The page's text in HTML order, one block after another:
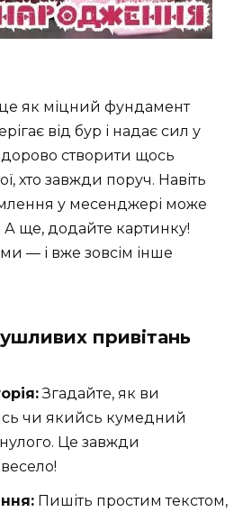
як міцний фундамент
від бур і надає сил у
створити щось
хто завжди поруч. Навіть
у месенджері може
А ще, додайте картинку!
— і вже зовсім інше
привітань
Згадайте, як ви
чи якийсь кумедний
Це завжди
Пишіть простим текстом,